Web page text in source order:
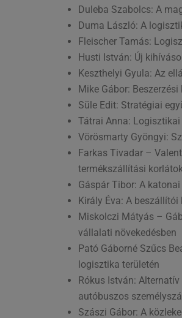
Duleba Szabolcs: A
Duma László: A
Fleischer Tamás:
Husti István: Új
Keszthelyi Gyula: Az
Mike Gábor:
Süle Edit: Stratégiai
Tátrai Anna:
Vörösmarty Gyöngyi:
Farkas Tivadar –
termékszállítási
Gáspár Tibor: A
Király Éva: A
Miskolczi Mátyás –
vállalati növekedésben
Pató Gáborné Szűcs
logisztika területén
Rókus István:
autóbuszos
Szászi Gábor: A